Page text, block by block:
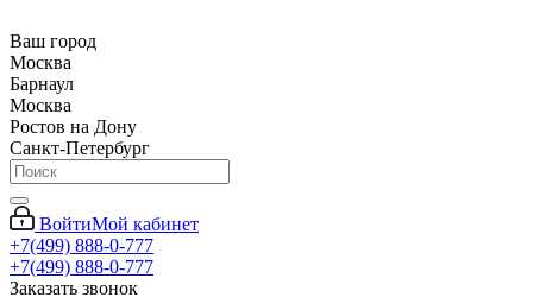
Ваш город
Москва
Барнаул
Москва
Ростов на Дону
Санкт-Петербург
ВойтиМой кабинет
+7(499) 888-0-777
+7(499) 888-0-777
Заказать звонок